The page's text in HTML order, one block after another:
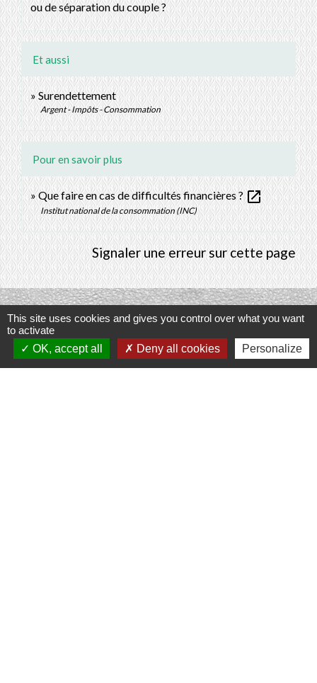
ou de séparation du couple ?
Et aussi
Surendettement
Argent - Impôts - Consommation
Pour en savoir plus
Que faire en cas de difficultés financières ?open_in_new
Institut national de la consommation (INC)
Signaler une erreur sur cette page
Contacts
Commune de Prunay-Cassereau
This site uses cookies and gives you control over what you want
to activate
OK, accept all
Deny all cookies Personalize